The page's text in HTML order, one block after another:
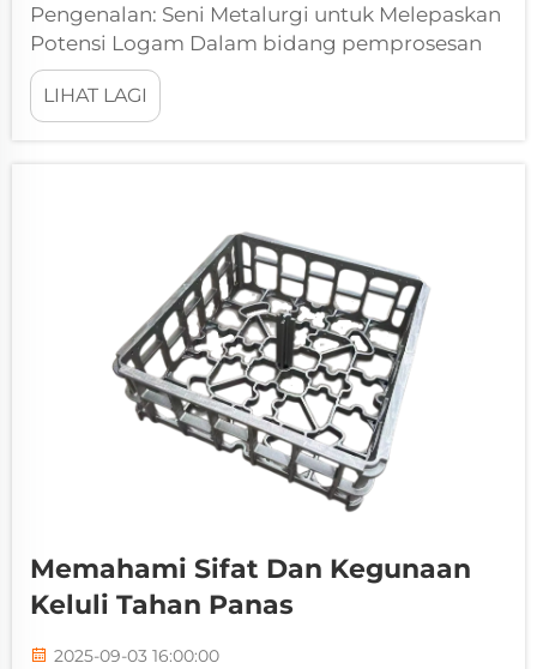
Pengenalan: Seni Metalurgi untuk Melepaskan
Potensi Logam Dalam bidang pemprosesan
dan pembuatan logam, hanya beberapa
proses yang boleh mempengaruhi sifat bahan
secara mendalam seperti rawatan haba.
LIHAT LAGI
Memahami Sifat Dan Kegunaan
Keluli Tahan Panas
2025-09-03 16:00:00